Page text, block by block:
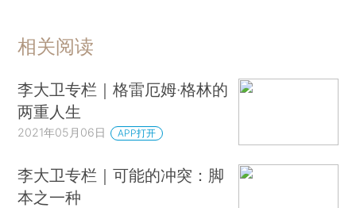
相关阅读
李大卫专栏｜格雷厄姆·格林的
两重人生
2021年05月06日 APP打开
李大卫专栏｜可能的冲突：脚
本之一种